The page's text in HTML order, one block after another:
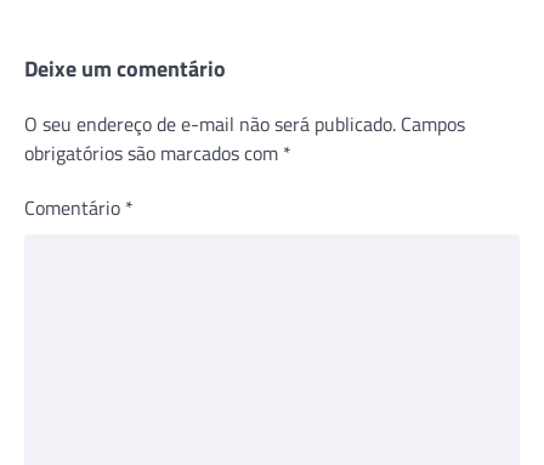
Deixe um comentário
O seu endereço de e-mail não será publicado. Campos
obrigatórios são marcados com *
Comentário *